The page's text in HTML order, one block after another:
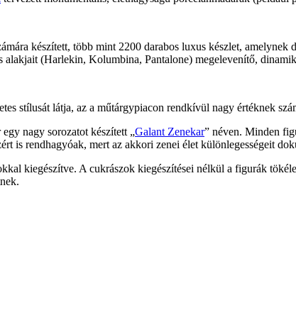
készített, több mint 2200 darabos luxus készlet,
alakjait (Harlekin, Kolumbina, Pantalone) megelevenítő,
stílusát látja, az a műtárgypiacon rendkívül nagy értéknek
nagy sorozatot készített „Galant Zenekar” néven. Minden
is rendhagyóak, mert az akkori zenei élet különlegességeit
kiegészítve. A cukrászok kiegészítései nélkül a figurák